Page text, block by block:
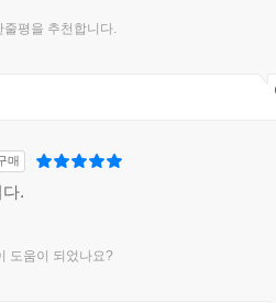
줄평을 추천합니다.
매
.
도움이 되었나요?